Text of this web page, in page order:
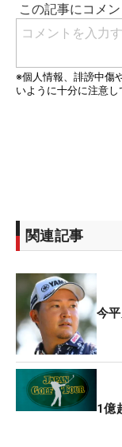
関連記事
今
1億